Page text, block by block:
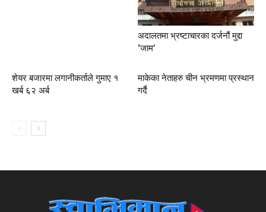
अदालतमा भ्रष्टाचारका दर्जनौं मुद्दा
‘जाम’
शेयर बजारमा लगानीकर्ताले गुमाए १
खर्ब ६२ अर्ब
माकेका नेताहरु चीन भ्रमणमा प्रस्थान
गर्दै